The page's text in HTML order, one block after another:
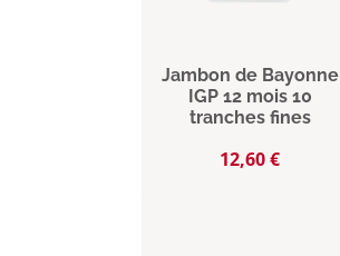
Jambon de Bayonne
IGP 12 mois 10
tranches fines
Prix
12,60 €